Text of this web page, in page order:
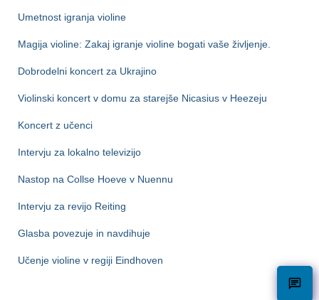
Umetnost igranja violine
Magija violine: Zakaj igranje violine bogati vaše življenje.
Dobrodelni koncert za Ukrajino
Violinski koncert v domu za starejše Nicasius v Heezeju
Koncert z učenci
Intervju za lokalno televizijo
Nastop na Collse Hoeve v Nuennu
Intervju za revijo Reiting
Glasba povezuje in navdihuje
Učenje violine v regiji Eindhoven